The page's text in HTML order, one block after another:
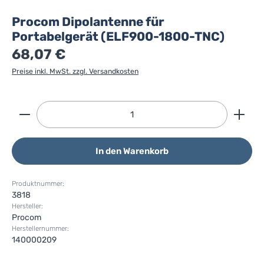
Procom Dipolantenne für
Portabelgerät (ELF900-1800-TNC)
68,07 €
Preise inkl. MwSt. zzgl. Versandkosten
Produkt Anzahl: Gib den gewünschten Wert ein
In den Warenkorb
Produktnummer:
3818
Hersteller:
Procom
Herstellernummer:
140000209